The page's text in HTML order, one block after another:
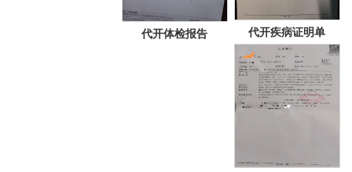
代开体检报告 代开疾病证明单